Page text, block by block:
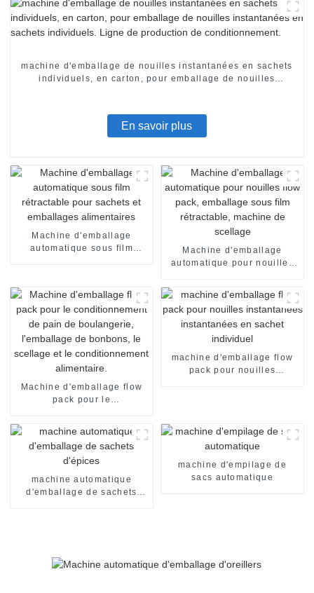
machine d'emballage de nouilles instantanées en sachets
individuels, en carton, pour emballage de nouilles
En savoir plus
Machine d'emballage
automatique sous film
Machine d'emballage
automatique pour nouilles
film rétractable, machine de
scellage
Machine d'emballage flow
pack pour le
boulangerie, l'emballage de
bonbons, le scellage et le
conditionnement
alimentaire.
machine d'emballage flow
pack pour nouilles
machine automatique
d'emballage de sachets
machine d'empilage de
sacs automatique